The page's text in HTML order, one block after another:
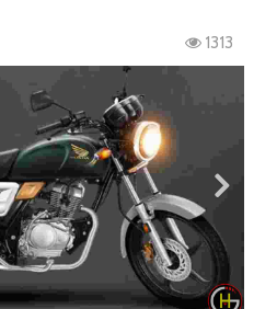
1313